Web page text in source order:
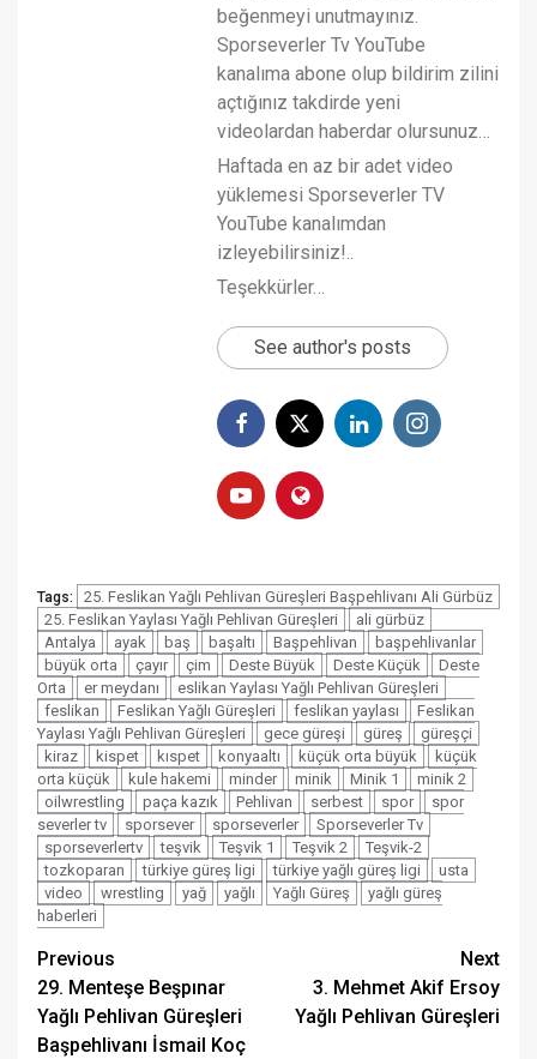
beğenmeyi unutmayınız.
Sporseverler Tv YouTube
kanalıma abone olup bildirim zilini
açtığınız takdirde yeni
videolardan haberdar olursunuz…
Haftada en az bir adet video
yüklemesi Sporseverler TV
YouTube kanalımdan
izleyebilirsiniz!..
Teşekkürler…
See author's posts
Tags:
25. Feslikan Yağlı Pehlivan Güreşleri Başpehlivanı Ali Gürbüz
25. Feslikan Yaylası Yağlı Pehlivan Güreşleri
ali gürbüz
Antalya
ayak baş başaltı Başpehlivan
başpehlivanlar
büyük orta
çayır çim Deste Büyük Deste Küçük
Deste
Orta
er meydanı
eslikan Yaylası Yağlı Pehlivan Güreşleri
feslikan
Feslikan Yağlı Güreşleri feslikan yaylası
Feslikan
Yaylası Yağlı Pehlivan Güreşleri
gece güreşi güreş
güreşçi
kiraz
kispet kıspet konyaaltı küçük orta büyük
küçük
orta küçük
kule hakemi minder minik Minik 1
minik 2
oilwrestling
paça kazık Pehlivan serbest spor
spor
severler tv
sporsever sporseverler
Sporseverler Tv
sporseverlertv
teşvik Teşvik 1 Teşvik 2
Teşvik-2
tozkoparan
türkiye güreş ligi türkiye yağlı güreş ligi
usta
video
wrestling yağ yağlı Yağlı Güreş
yağlı güreş
haberleri
Post
navigation
Previous
29. Menteşe Beşpınar
Yağlı Pehlivan Güreşleri
Başpehlivanı İsmail Koç
Next
3. Mehmet Akif Ersoy
Yağlı Pehlivan Güreşleri